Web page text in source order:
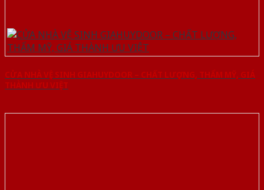
CỬA NHÀ VỆ SINH GIAHUYDOOR – CHẤT LƯỢNG, THẨM MỸ, GIÁ
THÀNH ƯU VIỆT